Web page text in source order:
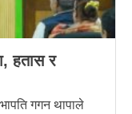
हतास र
गगन थापाले